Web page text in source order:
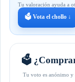
Tu valoración ayuda a
🗳️ Vota el chollo ↓
🗳️
Tu voto es anónimo y